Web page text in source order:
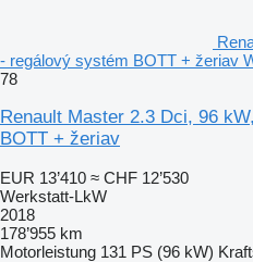
- regálový systém BOTT + žeriav
78
Renault Master 2.3 Dci, 96
BOTT + žeriav
EUR 13’410 ≈ CHF 12’530
Werkstatt-LkW
2018
178’955 km
Motorleistung 131 PS (96 kW)